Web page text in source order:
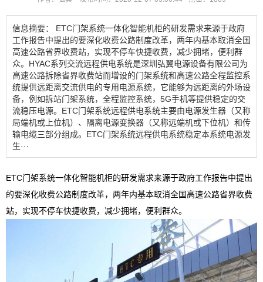
信息摘要： ETC门架系统一体化智能机柜的研发需求来源于政府
工作报告中提出的要深化收费公路制度改革，两年内基本取消全国
高速公路省界收费站，实现不停车快捷收费，减少拥堵，便利群
众。HYAC系列交流远程供电系统是深圳弘翼电源设备有限公司为
高速公路拆除省界收费站而增设的门架系统和高速公路全程监控系
统提供远距离交流供电的专用电源系统，它能够为远距离的外场设
备，例如拆站门架系统，全程监控系统，5G手机等提供稳定的交
流稳压电源。ETC门架系统远程供电系统主要由电源发生器（又称
局端机或上位机）、隔离电源变换器（又称远端机或下位机）和传
输电缆三部分组成。ETC门架系统远程供电系统稳定本系统电源发
生···
ETC门架系统一体化智能机柜的研发需求来源于政府工作报告中提出
的要深化收费公路制度改革，两年内基本取消全国高速公路省界收费
站，实现不停车快捷收费，减少拥堵，便利群众。